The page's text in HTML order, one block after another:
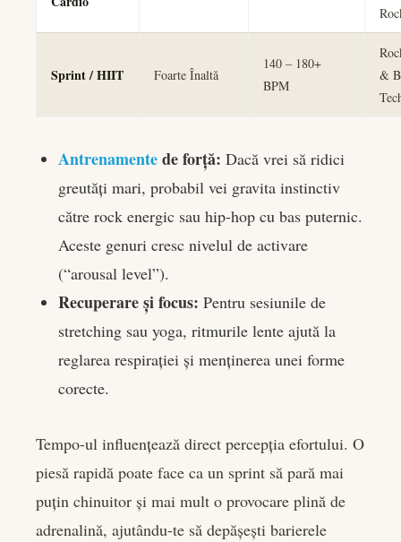
Sprint / HIIT Foarte Înaltă
140 – 180+
BPM
&
Antrenamentede forță: Dacă vrei să ridici
greutăți mari, probabil vei gravita instinctiv
către rock energic sau hip-hop cu bas puternic.
Aceste genuri cresc nivelul de activare
(“arousal level”).
Recuperare și focus: Pentru sesiunile de
stretching sau yoga, ritmurile lente ajută la
reglarea respirației și menținerea unei forme
corecte.
Tempo-ul influențează direct percepția efortului. O
piesă rapidă poate face ca un sprint să pară mai
puțin chinuitor și mai mult o provocare plină de
adrenalină, ajutându-te să depășești barierele